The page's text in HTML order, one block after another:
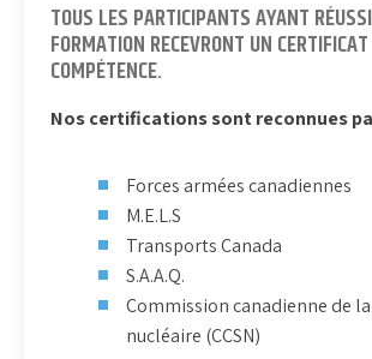
TOUS LES PARTICIPANTS AYANT
FORMATION RECEVRONT UN
COMPÉTENCE.
Nos certifications sont reconnues
Forces armées canadiennes
M.E.L.S
Transports Canada
S.A.A.Q.
Commission canadienne de
nucléaire (CCSN)